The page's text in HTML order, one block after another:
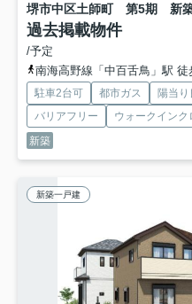
堺市中区土師町 第5期 新
過去掲載物件
/予定
南海高野線「中百舌鳥」駅 徒
駐車2台可 都市ガス 陽当り
バリアフリー
ウォークインク
新築
新築一戸建